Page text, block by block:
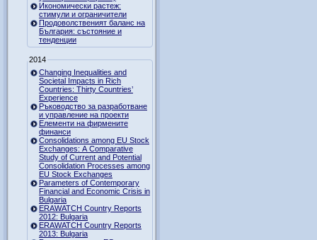
Икономически растеж:
стимули и ограничители
Продоволственият баланс на
България: състояние и
тенденции
2014
Changing Inequalities and
Societal Impacts in Rich
Countries: Thirty Countries’
Experience
Ръководство за разработване
и управление на проекти
Елементи на фирмените
финанси
Consolidations among EU Stock
Exchanges: A Comparative
Study of Current and Potential
Consolidation Processes among
EU Stock Exchanges
Parameters of Contemporary
Financial and Economic Crisis in
Bulgaria
ERAWATCH Country Reports
2012: Bulgaria
ERAWATCH Country Reports
2013: Bulgaria